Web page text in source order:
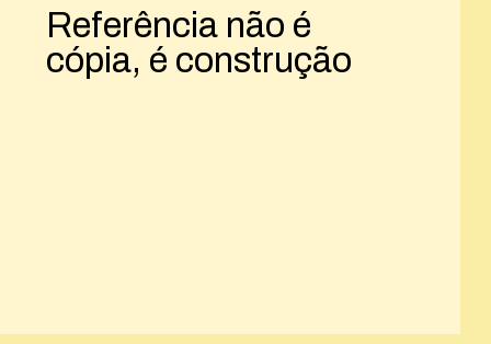
Referência não é
cópia, é construção